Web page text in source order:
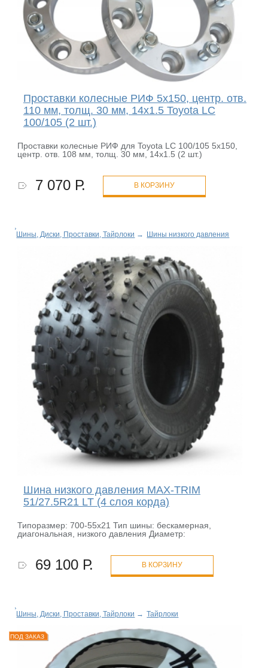
Проставки колесные РИФ 5x150, центр. отв.
110 мм, толщ. 30 мм, 14x1.5 Toyota LC
100/105 (2 шт.)
Проставки колесные РИФ для Toyota LC 100/105 5x150,
центр. отв. 108 мм, толщ. 30 мм, 14x1.5 (2 шт.)
7 070 Р. В КОРЗИНУ
Шины, Диски, Проставки, Тайрлоки → Шины низкого давления
Шина низкого давления MAX-TRIM
51/27.5R21 LT (4 слоя корда)
Типоразмер: 700-55х21 Тип шины: бескамерная,
диагональная, низкого давления Диаметр:
69 100 Р. В КОРЗИНУ
Шины, Диски, Проставки, Тайрлоки → Тайрлоки
ПОД ЗАКАЗ